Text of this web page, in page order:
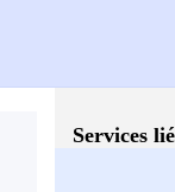
Services